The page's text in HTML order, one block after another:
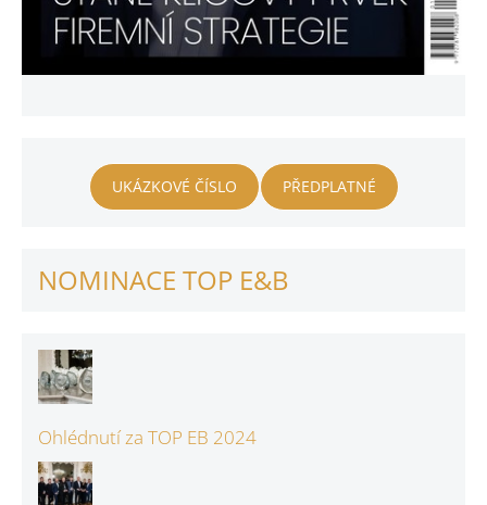
UKÁZKOVÉ ČÍSLO PŘEDPLATNÉ
NOMINACE TOP E&B
Ohlédnutí za TOP EB 2024